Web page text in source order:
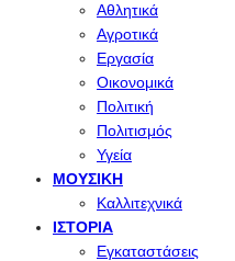
Αθλητικά
Αγροτικά
Εργασία
Οικονομικά
Πολιτική
Πολιτισμός
Υγεία
ΜΟΥΣΙΚΉ
Καλλιτεχνικά
ΙΣΤΟΡΊΑ
Εγκαταστάσεις